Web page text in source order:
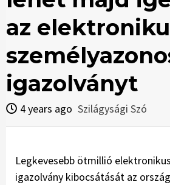
az
igazolványt
4 years ago Szilágysági Szó
Legkevesebb ötmillió
igazolvány kibocsátását az